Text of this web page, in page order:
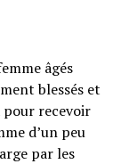
âgés
blessés et
pour recevoir
d’un peu
par les